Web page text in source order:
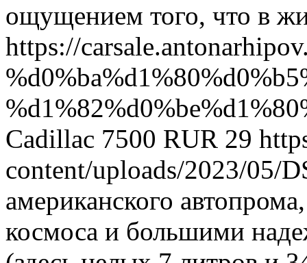
ощущением того, что в
https://
Cadillac 7500 RUR 29
content/uploads/2023/05/
американского
космоса и большими